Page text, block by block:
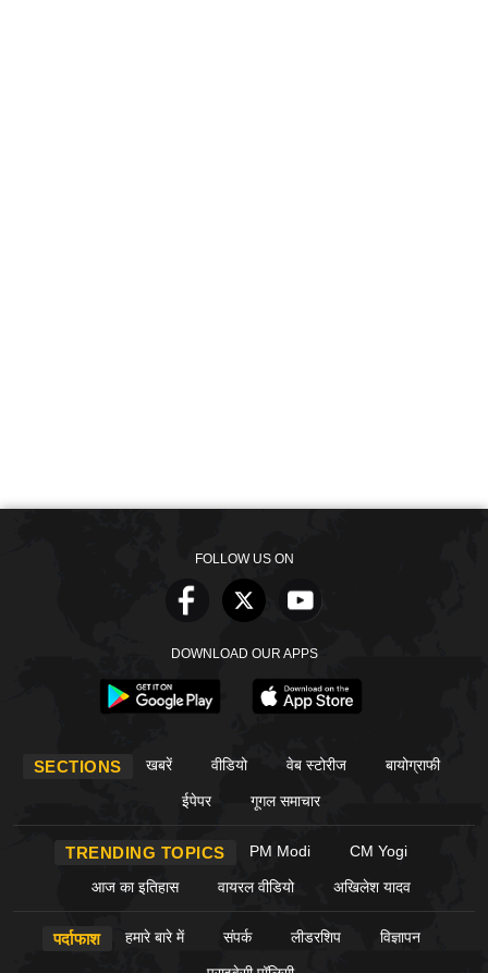
FOLLOW US ON
DOWNLOAD OUR APPS
SECTIONS खबरें वीडियो वेब स्टोरीज बायोग्राफी
ईपेपर गूगल समाचार
TRENDING TOPICS PM Modi CM Yogi
आज का इतिहास वायरल वीडियो अखिलेश यादव
पर्दाफाश हमारे बारे में संपर्क लीडरशिप विज्ञापन